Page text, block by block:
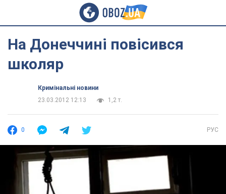
На Донеччині повісився
школяр
Кримінальні новини
23.03.2012 12:13
1,2 т.
0 РУС